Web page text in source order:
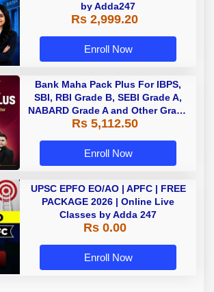
by Adda247
Rs 2,999.20
Enroll Now
Bank Maha Pack Plus For IBPS,
SBI, RBI Grade B, SEBI Grade A,
NABARD Grade A and Other Grade
A & Grade B Bank Exams
Rs 5,112.50
Enroll Now
UPSC EPFO EO/AO | APFC | FREE
PACKAGE 2026 | Online Live
Classes by Adda 247
Rs 0.00
Enroll Now